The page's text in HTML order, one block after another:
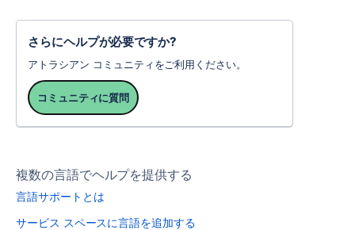
さらにヘルプが必要ですか?
アトラシアン コミュニティをご利用ください。
コミュニティに質問
複数の言語でヘルプを提供する
言語サポートとは
サービス スペースに言語を追加する